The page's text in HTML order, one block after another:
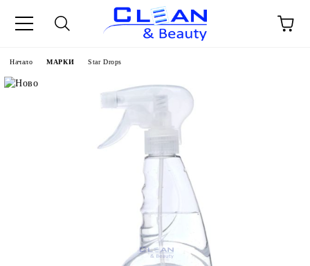
Начало МАРКИ Star Drops